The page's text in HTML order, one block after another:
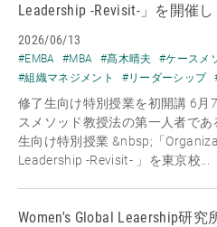
Leadership -Revisit-」を開催
2026/06/13
#EMBA #MBA #髙木晴夫
#ケースメ
#組織マネジメント
#リーダーシップ
修了生向け特別授業を初開講 6月
スメソッド教授法の第一人者で
生向け特別授業 &nbsp;「
Leadership -Revisit- 」を東京校...
Women's Global Leaership研究